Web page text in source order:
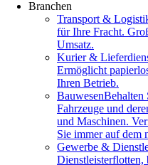
Branchen
Transport &
für Ihre Fracht.
Umsatz.
Kurier &
Ermöglicht
Ihren Betrieb.
BauwesenBehalten
Fahrzeuge und
und Maschinen.
Sie immer auf dem
Gewerbe &
Dienstleisterflotten,